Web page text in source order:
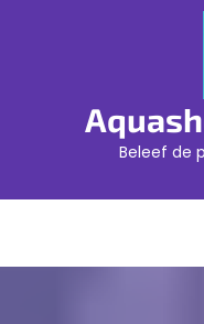
Beleef de